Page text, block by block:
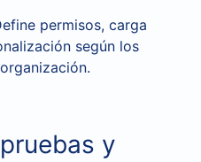
permisos, carga
según los
y